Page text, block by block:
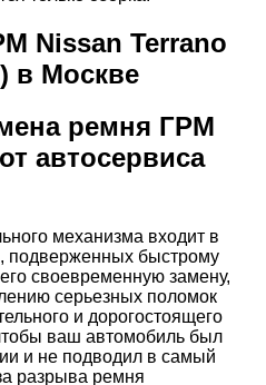
Nissan Terrano
в Москве
ремня ГРМ
автосервиса
механизма входит в
подверженных быстрому
своевременную замену,
серьезных поломок
и дорогостоящего
ваш автомобиль был
и не подводил в самый
разрыва ремня